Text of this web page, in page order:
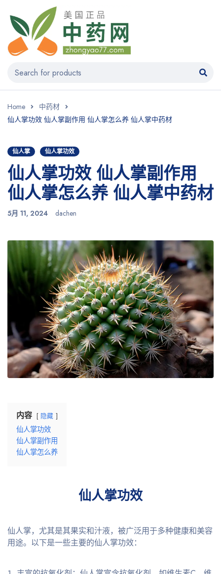
Home
中药材
仙人掌功效 仙人掌副作用 仙人掌怎么养 仙人掌中药材
仙人掌 仙人掌功效
仙人掌功效 仙人掌副作用
仙人掌怎么养 仙人掌中药材
5月 11, 2024 dachen
内容 隐藏
仙人掌功效
仙人掌副作用
仙人掌怎么养
仙人掌功效
仙人掌，尤其是其果实和汁液，被广泛用于多种健康和美容
用途。以下是一些主要的仙人掌功效：